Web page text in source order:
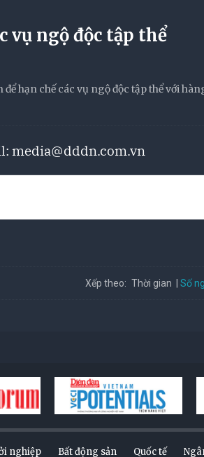
vụ ngộ độc tập thể
để hạn chế các vụ ngộ độc tập thể với
media@dddn.com.vn
Xếp theo: Thời gian Số
nghiệp Bất động sản Quốc tế